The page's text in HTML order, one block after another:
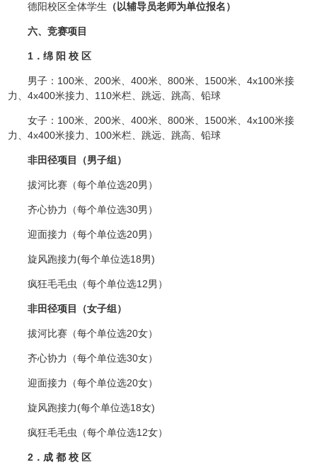
德阳校区全体学生 （以辅导员老师为单位报名）
六、竞赛项目
1．绵 阳 校 区
男子：100米、200米、400米、800米、1500米、4x100米接
力、4x400米接力、110米栏、跳远、跳高、铅球
女子：100米、200米、400米、800米、1500米、4x100米接
力、4x400米接力、100米栏、跳远、跳高、铅球
非田径项目（男子组）
拔河比赛（每个单位选20男）
齐心协力（每个单位选30男）
迎面接力（每个单位选20男）
旋风跑接力(每个单位选18男)
疯狂毛毛虫（每个单位选12男）
非田径项目（女子组）
拔河比赛（每个单位选20女）
齐心协力（每个单位选30女）
迎面接力（每个单位选20女）
旋风跑接力(每个单位选18女)
疯狂毛毛虫（每个单位选12女）
2．成 都 校 区